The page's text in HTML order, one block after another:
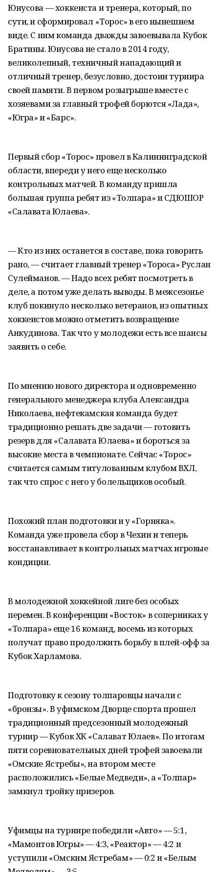
Юнусова — хоккеиста и тренера, который, по
сути, и сформировал «Торос» в его нынешнем
виде. С ним команда дважды завоевывала Кубок
Братины. Юнусова не стало в 2014 году,
великолепный, техничный нападающий и
отличный тренер, безусловно, достоин турнира
своей памяти. В первом розыгрыше вместе с
хозяевами за главный трофей борются «Лада»,
«Югра» и «Барс».
Первый сбор «Торос» провел в Калининградской
области, впереди у него еще несколько
контрольных матчей. В команду пришла
большая группа ребят из «Толпара» и СДЮШОР
«Салавата Юлаева».
— Кто из них останется в составе, пока говорить
рано, — считает главный тренер «Тороса» Руслан
Сулейманов. — Надо всех ребят посмотреть в
деле, а потом уже делать выводы. В межсезонье
клуб покинуло несколько ветеранов, из опытных
хоккеистов можно отметить возвращение
Анкудинова. Так что у молодежи есть все шансы
заявить о себе.
По мнению нового директора и одновременно
генерального менеджера клуба Александра
Николаева, нефтекамская команда будет
традиционно решать две задачи — готовить
резерв для «Салавата Юлаева» и бороться за
высокие места в чемпионате. Сейчас «Торос»
считается самым титулованным клубом ВХЛ,
так что спрос с него у болельщиков особый.
Похожий план подготовки и у «Горняка».
Команда уже провела сбор в Чехии и теперь
восстанавливает в контрольных матчах игровые
кондиции.
В молодежной хоккейной лиге без особых
перемен. В конференции «Восток» в соперниках у
«Толпара» еще 16 команд, восемь из которых
получат право продолжить борьбу в плей-офф за
Кубок Харламова.
Подготовку к сезону толпаровцы начали с
«бронзы». В уфимском Дворце спорта прошел
традиционный предсезонный молодежный
турнир — Кубок ХК «Салават Юлаев». По итогам
пяти соревновательных дней трофей завоевали
«Омские Ястребы», на втором месте
расположились «Белые Медведи», а «Толпар»
замкнул тройку призеров.
Уфимцы на турнире победили «Авто» — 5:1,
«Мамонтов Югры» — 4:3, «Реактор» — 4:2 и
уступили «Омским Ястребам» — 0:2 и «Белым